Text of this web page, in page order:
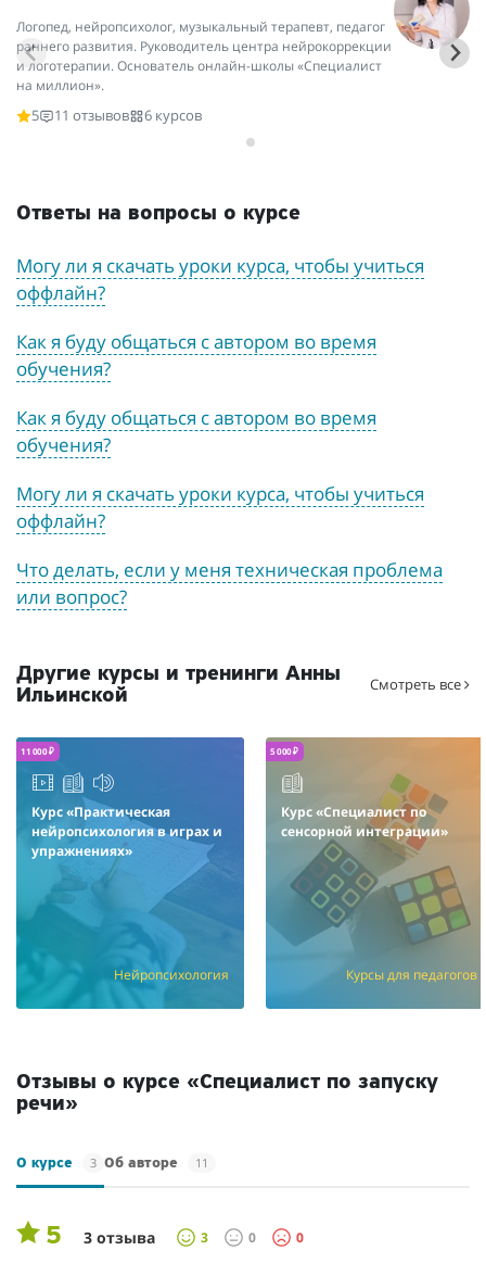
Логопед, нейропсихолог, музыкальный терапевт, педагог
раннего развития. Руководитель центра нейрокоррекции
и логотерапии. Основатель онлайн-школы «Специалист
на миллион».
5
11 отзывов 6 курсов
Ответы на вопросы о курсе
Могу ли я скачать уроки курса, чтобы учиться
оффлайн?
Как я буду общаться с автором во время
обучения?
Как я буду общаться с автором во время
обучения?
Могу ли я скачать уроки курса, чтобы учиться
оффлайн?
Что делать, если у меня техническая проблема
или вопрос?
Другие курсы и тренинги Анны
Ильинской
Смотреть все
11 000 ₽
Курс «Практическая
нейропсихология в играх и
упражнениях»
Нейропсихология
5 000 ₽
Курс «Специалист по
сенсорной интеграции»
Курсы для педагогов
Отзывы о курсе «Специалист по запуску
речи»
О курсе 3 Об авторе 11
5 3 отзыва 3 0 0